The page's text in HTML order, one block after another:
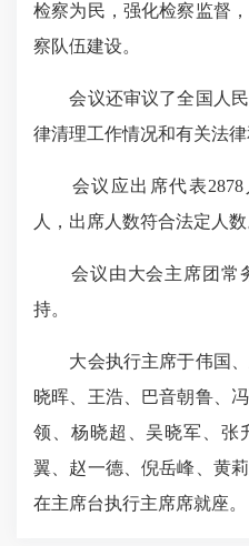
检察为民，强化检察监督
察队伍建设。
会议还审议了全国人民
律清理工作情况和有关法
会议应出席代表2878
人，出席人数符合法定人数
会议由大会主席团常
持。
大会执行主席于伟国、
晓晖、王浩、巴音朝鲁、
领、杨晓超、吴晓军、张
翼、赵一德、倪岳峰、黄
在主席台执行主席席就座。